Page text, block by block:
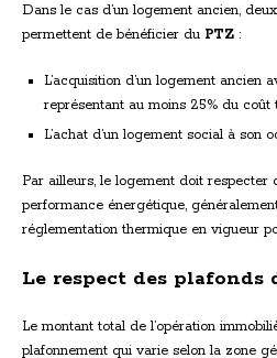
Dans le cas d’un logement ancien,
permettent de bénéficier du PTZ :
L’acquisition d’un logement ancien
représentant au moins 25% du coût
L’achat d’un logement social à son
Par ailleurs, le logement doit respecter
performance énergétique,
réglementation thermique en vigueur
Le respect des plafonds
Le montant total de l’opération
plafonnement qui varie selon la zone